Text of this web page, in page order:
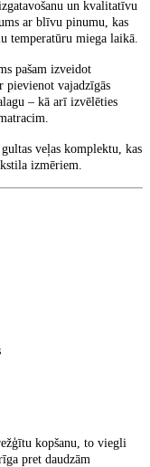
un kvalitatīvu
ar blīvu pinumu, kas
temperatūru miega laikā.
pašam izveidot
pievienot vajadzīgās
– kā arī izvēlēties
veļas komplektu , kas
izmēriem.
kopšanu, to viegli
pret daudzām